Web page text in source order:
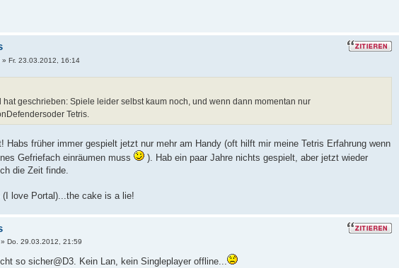
» Fr. 23.03.2012, 16:14
hat geschrieben: Spiele leider selbst kaum noch, und wenn dann momentan nur
Tetris.
Habs früher immer gespielt jetzt nur mehr am Handy (oft hilft mir meine Tetris Erfahrung wenn
Gefriefach einräumen muss
). Hab ein paar Jahre nichts gespielt, aber jetzt wieder
die Zeit finde.
(I love Portal)...the cake is a lie!
» Do. 29.03.2012, 21:59
so sicher@D3. Kein Lan, kein Singleplayer offline...